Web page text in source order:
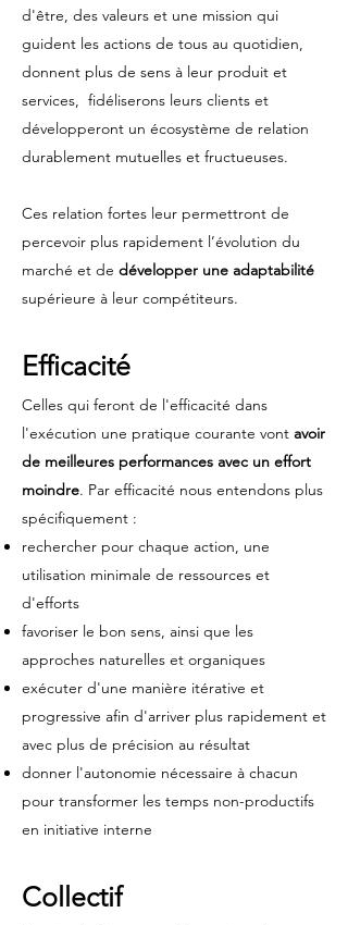
d'être, des valeurs et une mission qui
guident les actions de tous au quotidien,
donnent plus de sens à leur produit et
services, fidéliserons leurs clients et
développeront un écosystème de relation
durablement mutuelles et fructueuses.
Ces relation fortes leur permettront de
percevoir plus rapidement l’évolution du
marché et de développer une adaptabilité
supérieure à leur compétiteurs.
Efficacité
Celles qui feront de l'efficacité dans
l'exécution une pratique courante vont avoir
de meilleures performances avec un effort
moindre. Par efficacité nous entendons plus
spécifiquement :
rechercher pour chaque action, une
utilisation minimale de ressources et
d'efforts
favoriser le bon sens, ainsi que les
approches naturelles et organiques
exécuter d'une manière itérative et
progressive afin d'arriver plus rapidement et
avec plus de précision au résultat
donner l'autonomie nécessaire à chacun
pour transformer les temps non-productifs
en initiative interne
Collectif